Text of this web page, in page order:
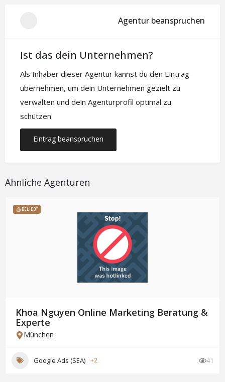
Agentur beanspruchen
Ist das dein Unternehmen?
Als Inhaber dieser Agentur kannst du den Eintrag
übernehmen, um dein Unternehmen gezielt zu
verwalten und dein Agenturprofil optimal zu
schützen.
Eintrag beanspruchen
Ähnliche Agenturen
BELIEBT
Khoa Nguyen Online Marketing Beratung &
Experte
München
Google Ads (SEA) +2 41